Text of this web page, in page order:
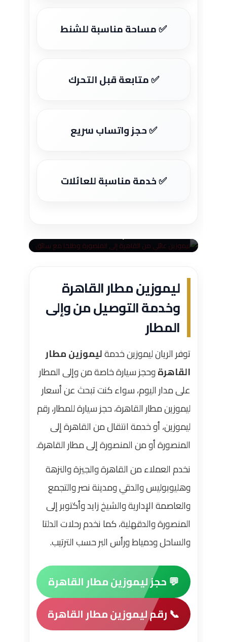
✅ مساحة مناسبة للشنط
✅ متابعة قبل التحرك
✅ حجز واتساب سريع
✅ خدمة مناسبة للعائلات
رحلات عائلية مريحة من القاهرة
ليموزين مطار القاهرة
وخدمة التوصيل من وإلى
المطار
توفر الريان ليموزين خدمةليموزين مطار
القاهرةوحجز سيارة خاصة من وإلى المطار
على مدار اليوم، سواء كنت تبحث عن أسعار
ليموزين مطار القاهرة، حجز سيارة للمطار، رقم
ليموزين، أو خدمة انتقال من القاهرة إلى
المنصورة أو من المنصورة إلى مطار القاهرة.
نخدم العملاء من القاهرة والجيزة والنزهة
وهليوبوليس والدقي ومدينة نصر والتجمع
والعاصمة الإدارية والشيخ زايد وأكتوبر إلى
المنصورة والدقهلية، كما نخدم رحلات الدلتا
والساحل ودمياط ورأس البر حسب الترتيب.
💬 حجز ليموزين مطار القاهرة
📞 رقم ليموزين مطار القاهرة
رحلات بين القاهرة والمنصورة